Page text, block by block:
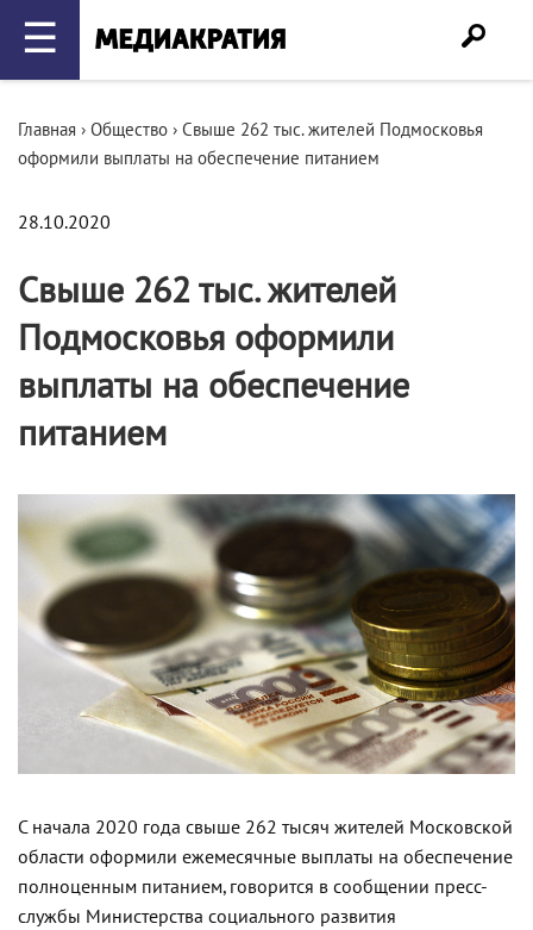
☰
Главная › Общество › Свыше 262 тыс. жителей Подмосковья
оформили выплаты на обеспечение питанием
28.10.2020
Свыше 262 тыс. жителей
Подмосковья оформили
выплаты на обеспечение
питанием
С начала 2020 года свыше 262 тысяч жителей Московской
области оформили ежемесячные выплаты на обеспечение
полноценным питанием, говорится в сообщении пресс-
службы Министерства социального развития